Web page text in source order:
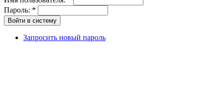
Пароль: *
Запросить новый пароль